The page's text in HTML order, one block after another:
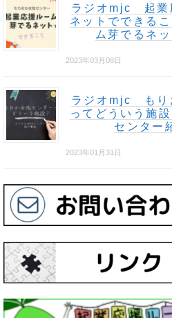
ラジオmjc 起業
ネットでできる
ム芽でるネ
2023年03月08日
ラジオmjc もり
ってどういう施
センター
2023年01月31日